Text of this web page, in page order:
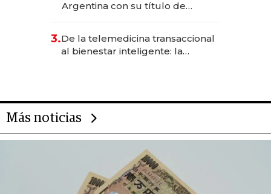
Argentina con su título de
las marcas "fast premium"
3.De la telemedicina transaccional
al bienestar inteligente: la
Más noticias